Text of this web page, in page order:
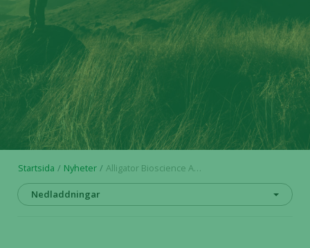
Startsida Nyheter Alligator Bioscience AB meddelar slutligt utfall för nyttjandet av teckningsoptioner serie TO 13
Nedladdningar